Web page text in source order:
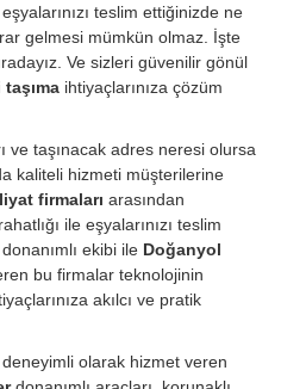
teslim ettiğinizde ne
gelmesi mümkün olmaz. İşte
Ve sizleri güvenilir gönül
ihtiyaçlarınıza çözüm
ve taşınacak adres neresi olursa
kaliteli hizmeti müşterilerine
firmaları arasından
ile eşyalarınızı teslim
ekibi ile Doğanyol
bu firmalar teknolojinin
akılcı ve pratik
olarak hizmet veren